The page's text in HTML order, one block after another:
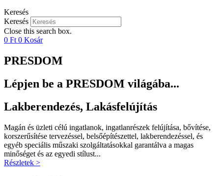
Keresés
Keresés
Close this search box.
0 Ft 0 Kosár
PRESDOM
Lépjen be a PRESDOM világába...
Lakberendezés, Lakásfelújítás
Magán és üzleti célú ingatlanok, ingatlanrészek felújítása, bővítése,
korszerűsítése tervezéssel, belsőépítészettel, lakberendezéssel, és
egyéb speciális műszaki szolgáltatásokkal garantálva a magas
minőséget és az egyedi stílust...
Részletek >